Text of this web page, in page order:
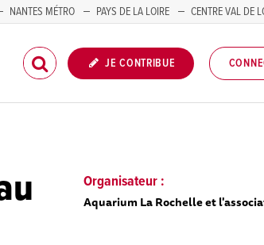
NANTES MÉTRO PAYS DE LA LOIRE CENTRE VAL DE
JE CONTRIBUE
Organisateur :
Aquarium La Rochelle et